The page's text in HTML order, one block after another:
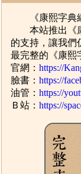
《康熙字典網
本站推出《康
的支持，讓我們
最完整的《康熙
官網：https://
臉書：https://
油管：https://
Ｂ站：https://